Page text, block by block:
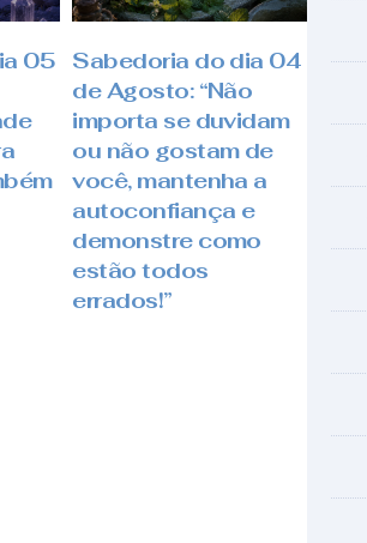
05
Sabedoria do dia 04
de Agosto: “Não
importa se duvidam
ou não gostam de
você, mantenha a
autoconfiança e
demonstre como
estão todos
errados!”